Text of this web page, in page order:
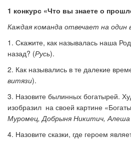
1 конкурс «Что вы знаете о
Каждая команда отвечает на один
1. Скажите, как называлась наша
назад? (Русь).
2. Как назывались в те далекие
витязи).
3. Назовите былинных богатырей.
изобразил на своей картине
Муромец, Добрыня Никитич, Алеша
4. Назовите сказки, где героем